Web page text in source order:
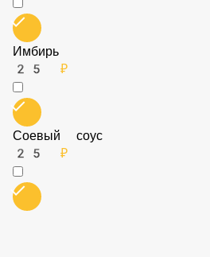
Имбирь
25 ₽
Соевый соус
25 ₽